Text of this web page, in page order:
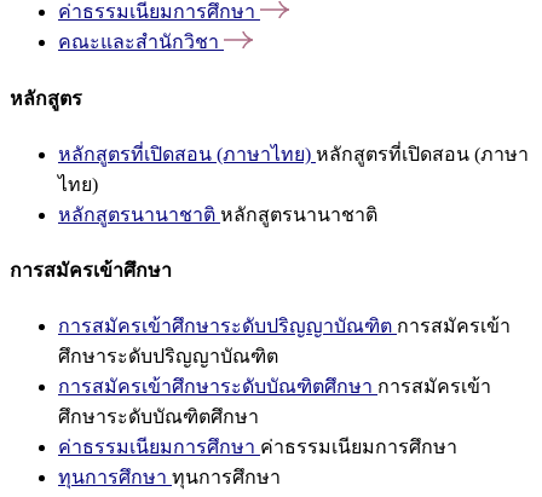
ค่าธรรมเนียมการศึกษา
คณะและสำนักวิชา
หลักสูตร
หลักสูตรที่เปิดสอน (ภาษาไทย) หลักสูตรที่เปิดสอน (ภาษา
ไทย)
หลักสูตรนานาชาติ หลักสูตรนานาชาติ
การสมัครเข้าศึกษา
การสมัครเข้าศึกษาระดับปริญญาบัณฑิต การสมัครเข้า
ศึกษาระดับปริญญาบัณฑิต
การสมัครเข้าศึกษาระดับบัณฑิตศึกษา การสมัครเข้า
ศึกษาระดับบัณฑิตศึกษา
ค่าธรรมเนียมการศึกษา ค่าธรรมเนียมการศึกษา
ทุนการศึกษา ทุนการศึกษา